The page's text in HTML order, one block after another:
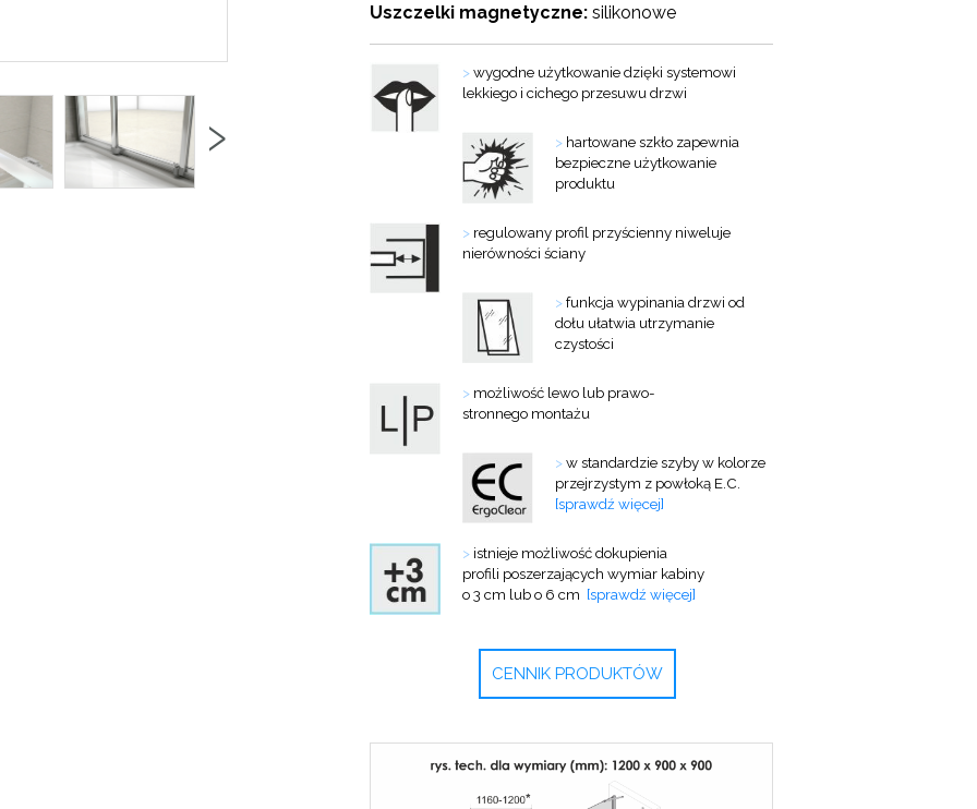
›
Uszczelki magnetyczne: silikonowe
>wygodne użytkowanie dzięki systemowi
lekkiego i cichego przesuwu drzwi
> hartowane szkło zapewnia
bezpieczne użytkowanie
produktu
> regulowany profil przyścienny niweluje
nierówności ściany
>funkcja wypinania drzwi od
dołu ułatwia utrzymanie
czystości
> możliwość lewo lub prawo-
stronnego montażu
>w standardzie szyby w kolorze
przejrzystym z powłoką E.C.
[sprawdź więcej]
> istnieje możliwość dokupienia
profili poszerzających wymiar kabiny
o 3 cm lub o 6 cm [sprawdź więcej]
CENNIK PRODUKTÓW